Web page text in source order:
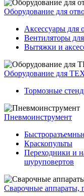
Оборудование для
Аксессуары для
Вентиляторы
Вытяжки и
Оборудование для
Тормозные
Пневмоинструмент
Краскопульты
Переходники и
шуруповертов
Сварочные аппараты,